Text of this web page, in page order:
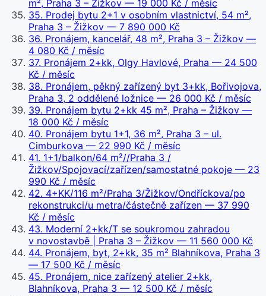
m², Praha 3 – Žižkov — 19 000 Kč / měsíc
35. Prodej bytu 2+1 v osobním vlastnictví, 54 m²,
Praha 3 – Žižkov — 7 890 000 Kč
36. Pronájem, kancelář, 48 m², Praha 3 – Žižkov —
4 080 Kč / měsíc
37. Pronájem 2+kk, Olgy Havlové, Praha — 24 500
Kč / měsíc
38. Pronájem, pěkný zařízený byt 3+kk, Bořivojova,
Praha 3, 2 oddělené ložnice — 26 000 Kč / měsíc
39. Pronájem bytu 2+kk 45 m², Praha – Žižkov —
18 000 Kč / měsíc
40. Pronájem bytu 1+1, 36 m², Praha 3 – ul.
Cimburkova — 22 990 Kč / měsíc
41. 1+1/balkon/64 m²//Praha 3 /
Žižkov/Spojovací/zařízen/samostatné pokoje — 23
990 Kč / měsíc
42. 4+KK/116 m²/Praha 3/Žižkov/Ondříckova/po
rekonstrukci/u metra/částečně zařízen — 37 990
Kč / měsíc
43. Moderní 2+kk/T se soukromou zahradou
v novostavbě | Praha 3 – Žižkov — 11 560 000 Kč
44. Pronájem, byt, 2+kk, 35 m² Blahníkova, Praha 3
— 17 500 Kč / měsíc
45. Pronájem, nice zařízený atelier 2+kk,
Blahníkova, Praha 3 — 12 500 Kč / měsíc